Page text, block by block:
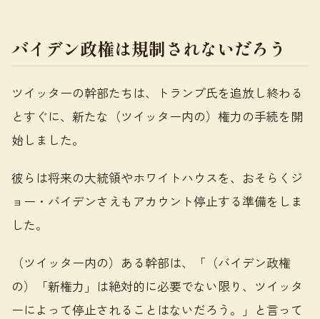
バイデン政権は規制されないだろう
ツイッターの幹部たちは、トランプ氏を追放し終わる
とすぐに、新たな（ツイッター内の）権力の手続を開
始しました。
彼らは将来の大統領やホワイトハウスを、おそらくジ
ョー・バイデンさえもアカウント停止する準備をしま
した。
（ツイッター内の）ある幹部は、「（バイデン政権
の）「新権力」は絶対的に必要でない限り、ツイッタ
ーによって停止されることはないだろう。」と言って